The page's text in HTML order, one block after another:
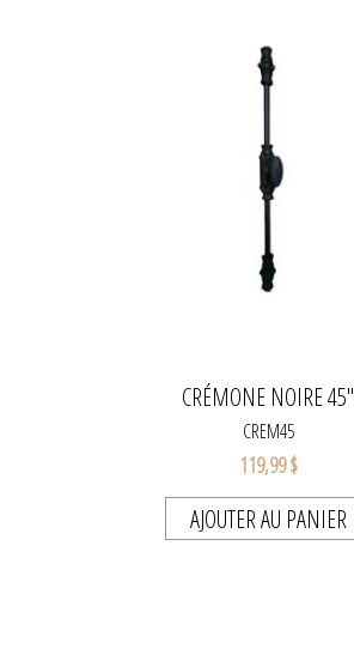
CRÉMONE NOIRE 45"
CREM45
119,99 $
AJOUTER AU PANIER